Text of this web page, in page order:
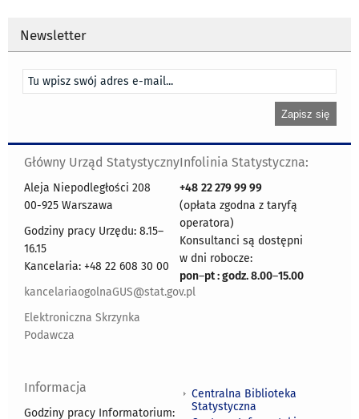
Newsletter
Główny Urząd Statystyczny
Aleja Niepodległości 208
00-925 Warszawa
Godziny pracy Urzędu: 8.15–
16.15
Kancelaria: +48 22 608 30 00
kancelariaogolnaGUS@stat.gov.pl
Elektroniczna Skrzynka
Podawcza
Infolinia Statystyczna:
+48 22 279 99 99
(opłata zgodna z taryfą
operatora)
Konsultanci są dostępni
w dni robocze:
pon–pt : godz. 8.00–15.00
Informacja
Godziny pracy Informatorium:
Centralna Biblioteka
Statystyczna